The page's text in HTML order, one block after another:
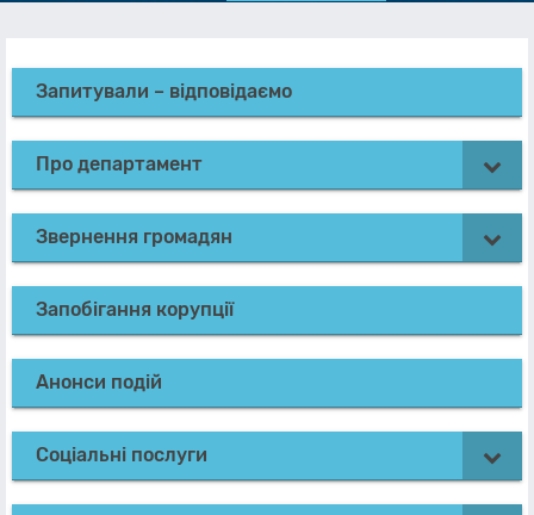
Запитували – відповідаємо
Про департамент
Звернення громадян
Запобігання корупції
Анонси подій
Соціальні послуги